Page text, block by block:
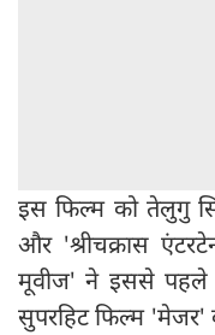
​इस फिल्म को तेलुगु
और 'श्रीचक्रास
मूवीज' ने इससे पहले
सुपरहिट फिल्म 'मेजर'